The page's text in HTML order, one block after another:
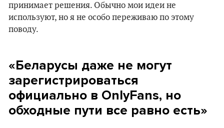
принимает решения. Обычно мои идеи не
используют, но я не особо переживаю по этому
поводу.
«Беларусы даже не могут
зарегистрироваться
официально в OnlyFans, но
обходные пути все равно есть»